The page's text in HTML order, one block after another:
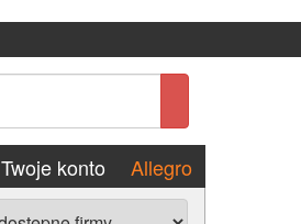
Twoje konto Allegro